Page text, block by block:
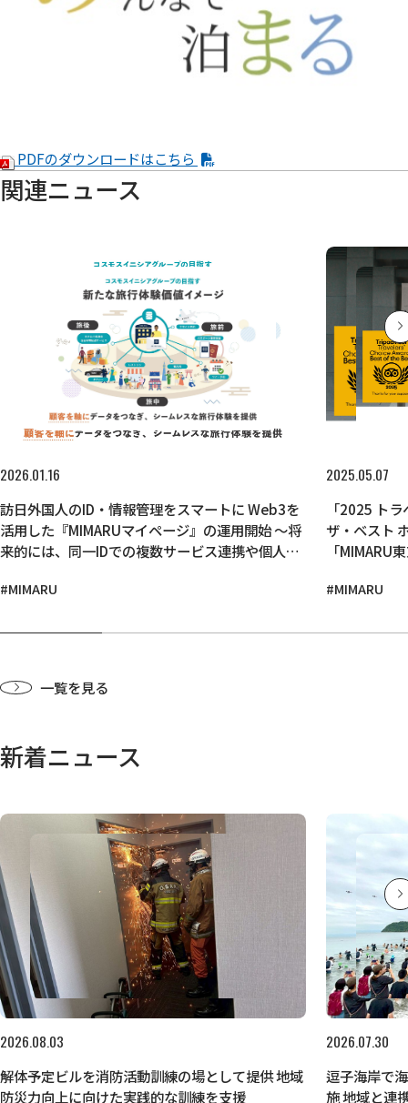
PDFのダウンロードはこちら
関連ニュース
2026.01.16
訪日外国人のID・情報管理をスマートに Web3を
活用した『MIMARUマイページ』の運用開始 ～将
来的には、同一IDでの複数サービス連携や個人に
#MIMARU
2025.05.07
「2025 ト
ザ・ベスト
「MIMARU
に選出～
#MIMARU
一覧を見る
新着ニュース
2026.08.03
解体予定ビルを消防活動訓練の場として提供 地域
防災力向上に向けた実践的な訓練を支援
2026.07.30
逗子海岸で
施 地域と連